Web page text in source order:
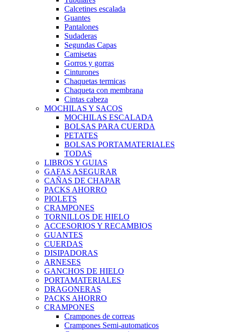
Calcetines escalada
Guantes
Pantalones
Sudaderas
Segundas Capas
Camisetas
Gorros y gorras
Cinturones
Chaquetas termicas
Chaqueta con membrana
Cintas cabeza
MOCHILAS Y SACOS
MOCHILAS ESCALADA
BOLSAS PARA CUERDA
PETATES
BOLSAS PORTAMATERIALES
TODAS
LIBROS Y GUIAS
GAFAS ASEGURAR
CAÑAS DE CHAPAR
PACKS AHORRO
PIOLETS
CRAMPONES
TORNILLOS DE HIELO
ACCESORIOS Y RECAMBIOS
GUANTES
CUERDAS
DISIPADORAS
ARNESES
GANCHOS DE HIELO
PORTAMATERIALES
DRAGONERAS
PACKS AHORRO
CRAMPONES
Crampones de correas
Crampones Semi-automaticos